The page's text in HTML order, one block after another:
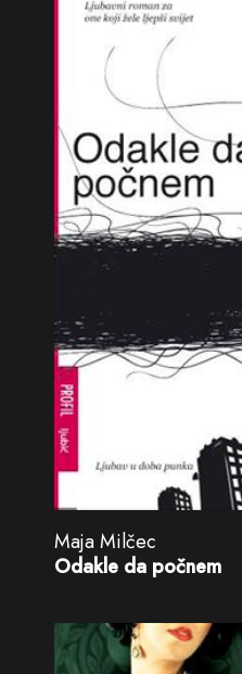
Maja Milčec
Odakle da počnem